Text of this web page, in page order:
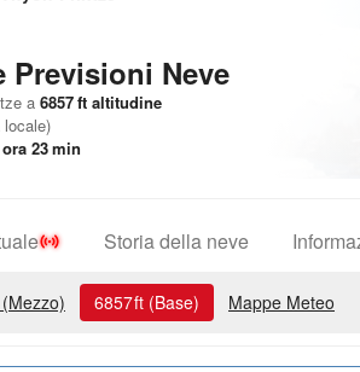
Previsioni Neve
a 6857ft altitudine
locale)
ora 23min
Storia della neve
(Mezzo) 6857ft (Base) Mappe Meteo